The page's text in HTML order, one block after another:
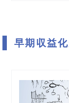
早期収益